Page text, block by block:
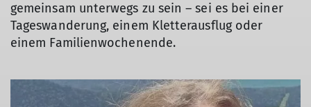
gemeinsam unterwegs zu sein – sei es bei einer
Tageswanderung, einem Kletterausflug oder
einem Familienwochenende.